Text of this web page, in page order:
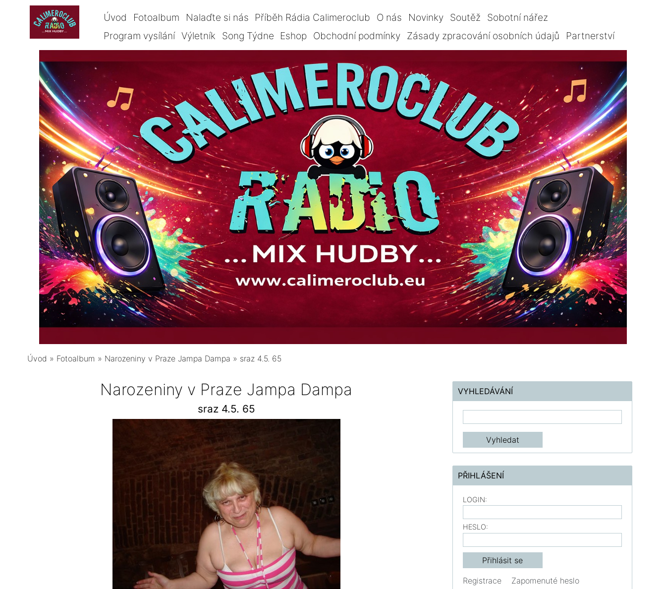
Úvod Fotoalbum Nalaďte si nás Příběh Rádia Calimeroclub O nás Novinky Soutěž
Sobotní nářez
Program vysílání Výletník Song Týdne Eshop Obchodní podmínky Zásady zpracování osobních údajů Partnerství
Úvod » Fotoalbum » Narozeniny v Praze Jampa Dampa » sraz 4.5. 65
Narozeniny v Praze Jampa Dampa
sraz 4.5. 65
VYHLEDÁVÁNÍ
PŘIHLÁŠENÍ
LOGIN:
HESLO:
Registrace Zapomenuté heslo